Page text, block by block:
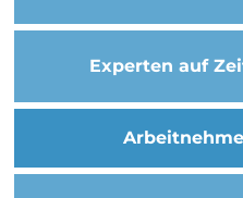
Experten auf